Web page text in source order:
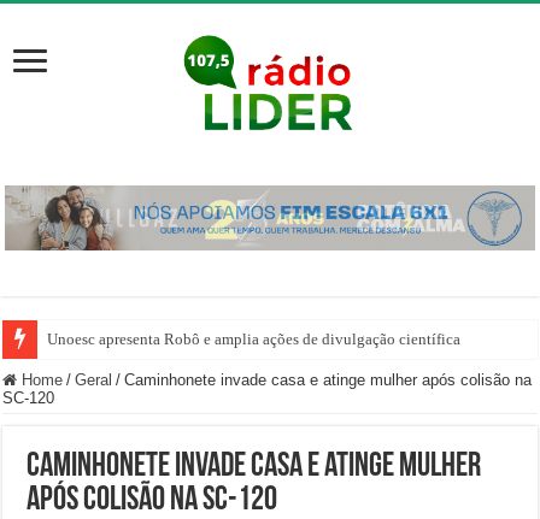
Unoesc apresenta Robô e amplia ações de divulgação científica
Home / Geral / Caminhonete invade casa e atinge mulher após colisão na
SC-120
Caminhonete invade casa e atinge mulher
após colisão na SC-120